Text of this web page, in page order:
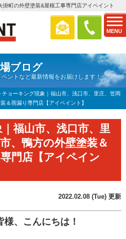
MENU
町の外壁塗装&屋根工事専門店アイペイント
ブログ
ントなど最新情報をお届けします！
チョーキング現象｜福山市、浅口市、里庄、笠岡
＆雨漏り専門店【アイペイント】
福山市、浅口市、里
、鴨方の外壁塗装＆
門店【アイペイン
2022.02.08 (Tue) 更新
、こんにちは！